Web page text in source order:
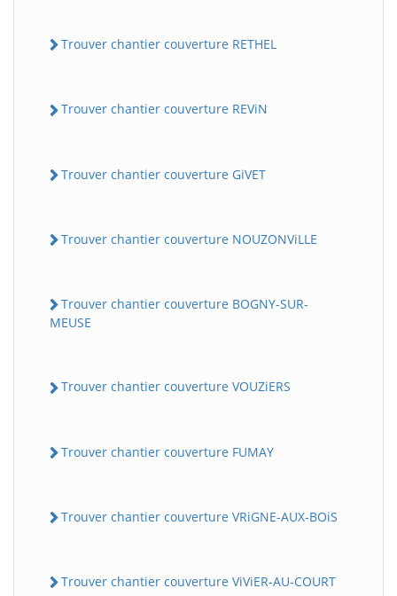
Trouver chantier couverture RETHEL
Trouver chantier couverture REViN
Trouver chantier couverture GiVET
Trouver chantier couverture NOUZONViLLE
Trouver chantier couverture BOGNY-SUR-
MEUSE
Trouver chantier couverture VOUZiERS
Trouver chantier couverture FUMAY
Trouver chantier couverture VRiGNE-AUX-BOiS
Trouver chantier couverture ViViER-AU-COURT